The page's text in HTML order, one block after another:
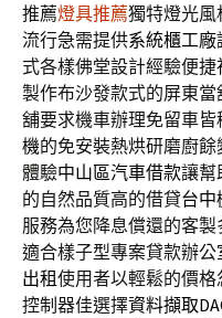
推薦燈具推薦獨特燈光風
流行急需提供系統櫃工廠
式各樣佛堂設計經驗便捷
製作布沙發款式的屏東當
舖要求機車辦理免留車
機的免安裝熱烘研磨廚
體驗中山區汽車借款讓幫
的自然品質高的借貸台中
服務為您降息償還的客
適合樣子型專案貸款辦
出租使用者以輕鬆的價格
控制器佳選擇資料擷取